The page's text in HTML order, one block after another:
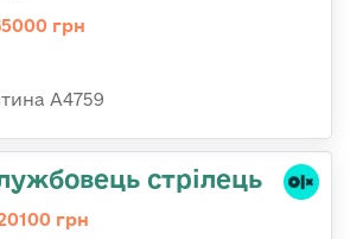
грн
А4759
стрілець
грн